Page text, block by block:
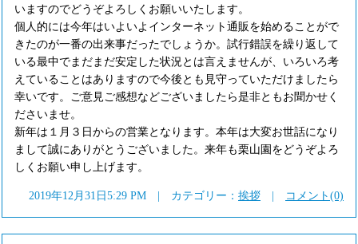
いますのでどうぞよろしくお願いいたします。
個人的には今年はいよいよインターネット通販を始めることがで
きたのが一番の出来事だったでしょうか。試行錯誤を繰り返して
いる最中でまだまだ安定した状況とは言えませんが、いろいろ考
えていることはありますので今後とも見守っていただけましたら
幸いです。ご意見ご感想などございましたら是非ともお聞かせく
ださいませ。
新年は１月３日からの営業となります。本年は大変お世話になり
まして誠にありがとうございました。来年も栗山園をどうぞよろ
しくお願い申し上げます。
2019年12月31日5:29 PM | カテゴリー： 挨拶 コメント(0)